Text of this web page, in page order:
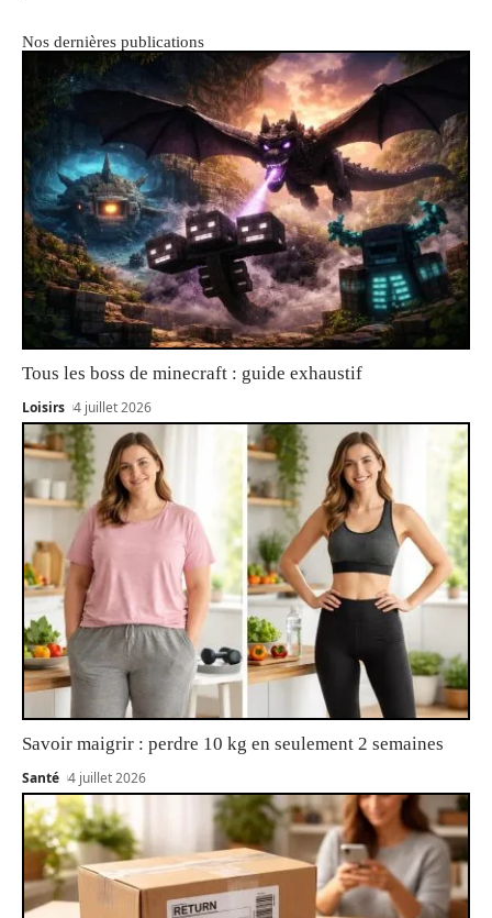
Nos dernières publications
Tous les boss de minecraft : guide exhaustif
Loisirs 4 juillet 2026
Savoir maigrir : perdre 10 kg en seulement 2 semaines
Santé 4 juillet 2026